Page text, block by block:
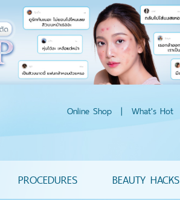
Online Shop | What's Hot
PROCEDURES BEAUTY HACKS